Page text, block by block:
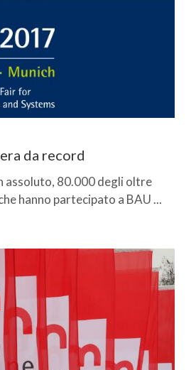
da record
assoluto, 80.000 degli oltre
hanno partecipato a BAU ...